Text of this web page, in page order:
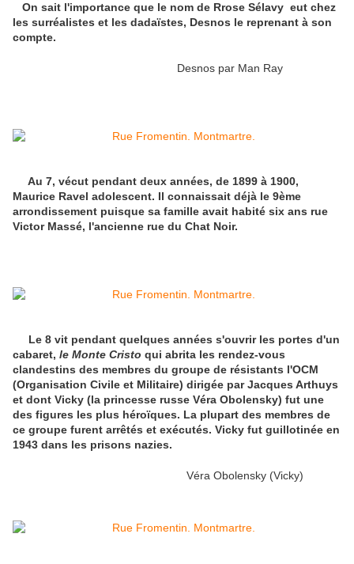
On sait l'importance que le nom de Rrose Sélavy eut chez
les surréalistes et les dadaïstes, Desnos le reprenant à son
compte.
Desnos par Man Ray
Au 7, vécut pendant deux années, de 1899 à 1900,
Maurice Ravel adolescent. Il connaissait déjà le 9ème
arrondissement puisque sa famille avait habité six ans rue
Victor Massé, l'ancienne rue du Chat Noir.
Le 8 vit pendant quelques années s'ouvrir les portes d'un
cabaret, le Monte Cristo qui abrita les rendez-vous
clandestins des membres du groupe de résistants l'OCM
(Organisation Civile et Militaire) dirigée par Jacques Arthuys
et dont Vicky (la princesse russe Véra Obolensky) fut une
des figures les plus héroïques. La plupart des membres de
ce groupe furent arrêtés et exécutés. Vicky fut guillotinée en
1943 dans les prisons nazies.
Véra Obolensky (Vicky)